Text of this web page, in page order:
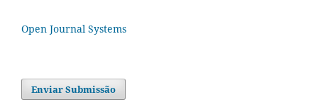
Open Journal Systems
Enviar Submissão